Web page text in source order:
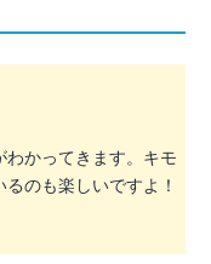
かってきます。キモ
のも楽しいですよ！